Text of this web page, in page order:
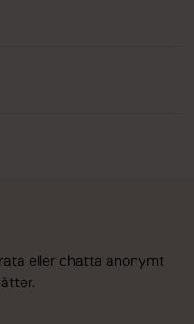
eller chatta anonymt